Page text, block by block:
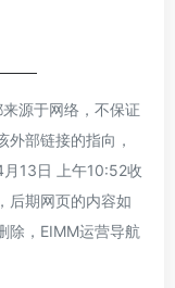
源于网络，不保证
部链接的指向，
13日 上午10:52收
后期网页的内容如
除，EIMM运营导航